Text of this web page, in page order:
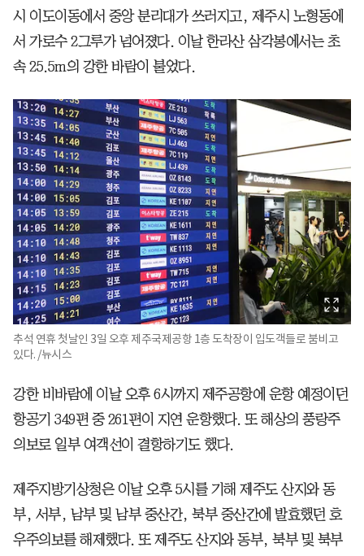
시 이도이동에서 중앙 분리대가 쓰러지고, 제주시 노형동에
서 가로수 2그루가 넘어졌다. 이날 한라산 삼각봉에서는 초
속 25.5m의 강한 바람이 불었다.
추석 연휴 첫날인 3일 오후 제주국제공항 1층 도착장이 입도객들로 붐비고
있다. /뉴시스
강한 비바람에 이날 오후 6시까지 제주공항에 운항 예정이던
항공기 349편 중 261편이 지연 운항했다. 또 해상의 풍랑주
의보로 일부 여객선이 결항하기도 했다.
제주지방기상청은 이날 오후 5시를 기해 제주도 산지와 동
부, 서부, 남부 및 남부 중산간, 북부 중산간에 발효했던 호
우주의보를 해제했다. 또 제주도 산지와 동부, 북부 및 북부